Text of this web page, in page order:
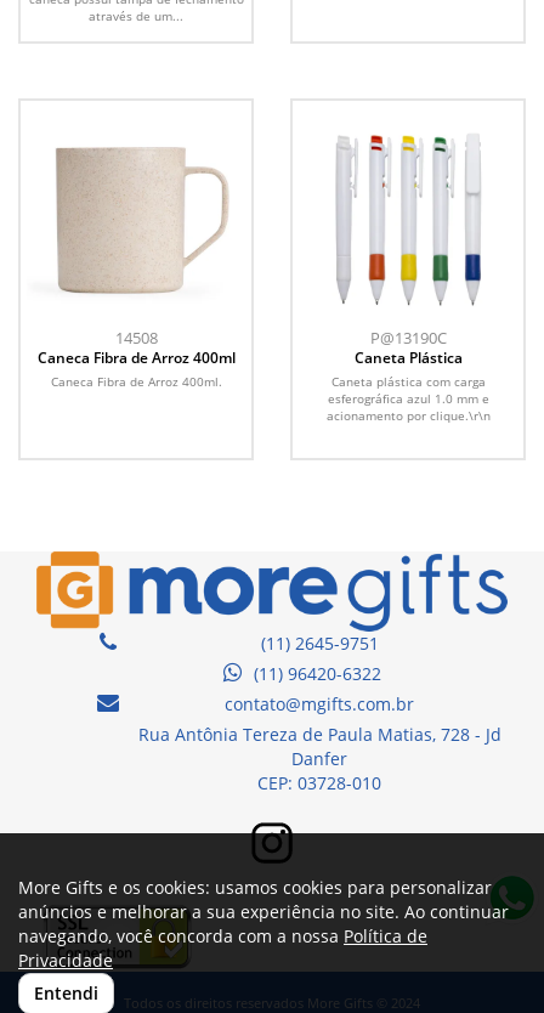
através de um...
14508
Caneca Fibra de Arroz 400ml
Caneca Fibra de Arroz 400ml.
P@13190C
Caneta Plástica
Caneta plástica com carga
esferográfica azul 1.0 mm e
acionamento por clique.\r\n
(11) 2645-9751
(11) 96420-6322
contato@mgifts.com.br
Rua Antônia Tereza de Paula Matias, 728 - Jd
Danfer
CEP: 03728-010
Todos os direitos reservados More Gifts © 2024
More Gifts e os cookies: usamos cookies para personalizar
anúncios e melhorar a sua experiência no site. Ao continuar
navegando, você concorda com a nossa Política de
Privacidade
Entendi